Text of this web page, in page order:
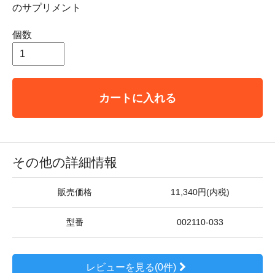
のサプリメント
個数
カートに入れる
その他の詳細情報
販売価格 11,340円(内税)
型番 002110-033
レビューを見る(0件)